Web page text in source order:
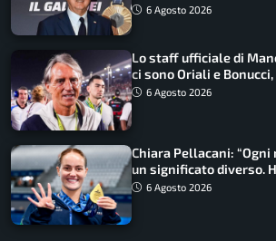
6 Agosto 2026
Lo staff ufficiale di
ci sono Oriali e
ritorno
6 Agosto 2026
Chiara Pellacani: “Ogni
un significato diverso.
qualità”
6 Agosto 2026